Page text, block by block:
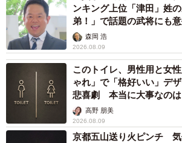
ンキング上位「津田」姓
弟！」で話題の武将にも
森岡 浩
2026.08.09
このトイレ、男性用と女
ゃれ」で「格好いい」デ
悲喜劇 本当に大事なの
く…高野 朋美
2026.08.09
京都五山送り火ピンチ